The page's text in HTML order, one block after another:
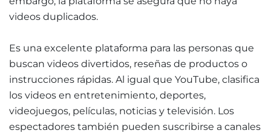
videos duplicados.
Es una excelente plataforma para las personas que
buscan videos divertidos, reseñas de productos o
instrucciones rápidas. Al igual que YouTube, clasifica
los videos en entretenimiento, deportes,
videojuegos, películas, noticias y televisión. Los
espectadores también pueden suscribirse a canales